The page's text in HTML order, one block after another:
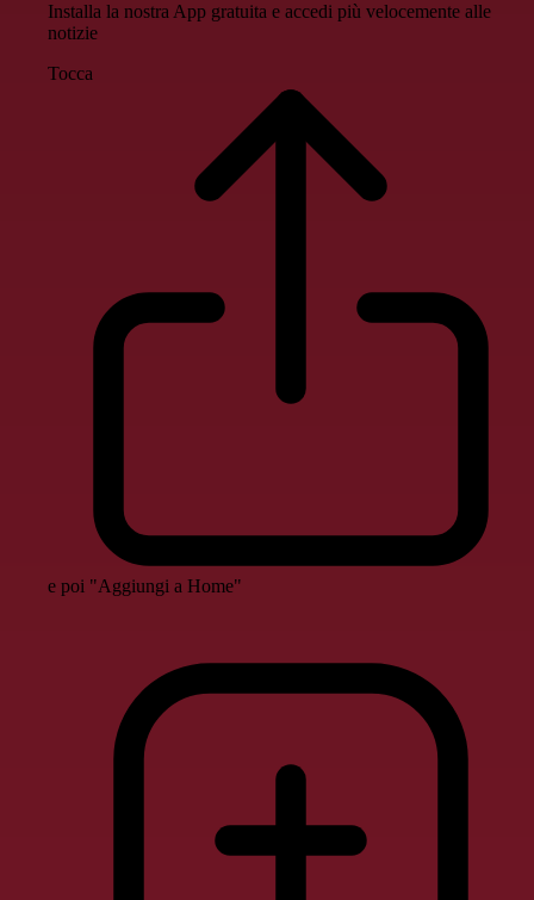
Installa la nostra App gratuita e accedi più velocemente alle
notizie
Tocca
e poi "Aggiungi a Home"